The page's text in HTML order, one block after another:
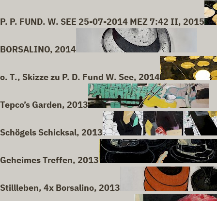
P. P. FUND. W. SEE 25-07-2014 MEZ 7:42 II, 2015
BORSALINO, 2014
o. T., Skizze zu P. D. Fund W. See, 2014
Tepco’s Garden, 2013
Schögels Schicksal, 2013
Geheimes Treffen, 2013
Stillleben, 4x Borsalino, 2013